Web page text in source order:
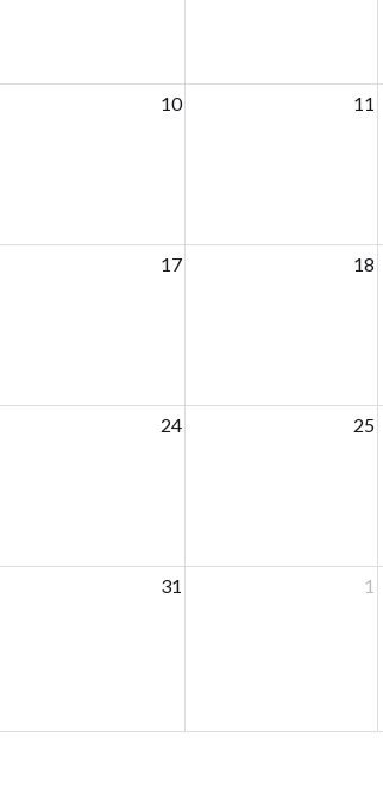
10 11
17 18
24 25
31 1